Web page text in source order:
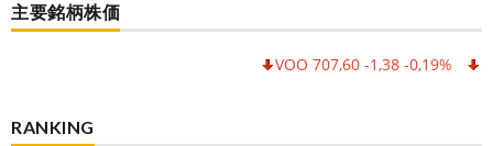
主要銘柄株価
VOO 707,60 -1,38 -0,19% QQQ
RANKING